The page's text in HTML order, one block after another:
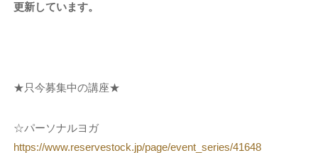
更新しています。
★只今募集中の講座★
☆パーソナルヨガ
https://www.reservestock.jp/page/event_series/41648